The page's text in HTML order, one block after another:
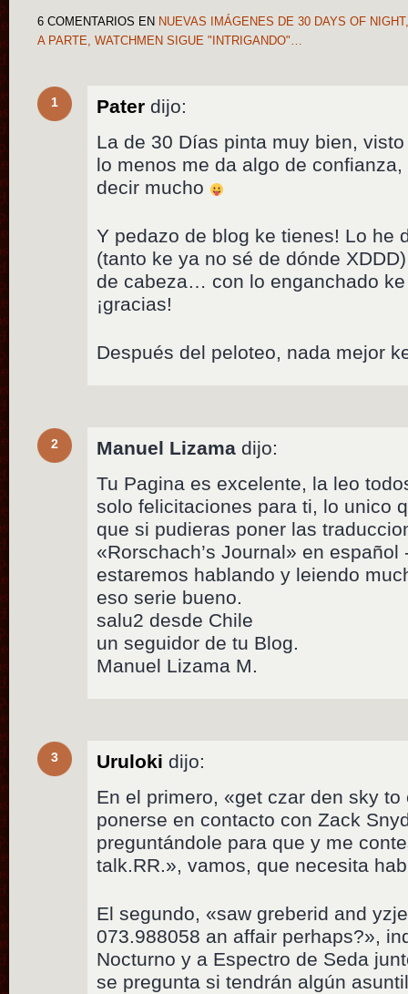
6 COMENTARIOS EN NUEVAS IMÁGENES DE 30 DAYS OF
A PARTE, WATCHMEN SIGUE "INTRIGANDO"…
1 Pater dijo:
La de 30 Días pinta muy bien,
lo menos me da algo de
decir mucho
Y pedazo de blog ke tienes! Lo he
(tanto ke ya no sé de dónde
de cabeza… con lo enganchado
¡gracias!
Después del peloteo, nada mejor
2 Manuel Lizama dijo:
Tu Pagina es excelente, la leo
solo felicitaciones para ti, lo unico
que si pudieras poner las
«Rorschach’s Journal» en español
estaremos hablando y leiendo
eso serie bueno.
salu2 desde Chile
un seguidor de tu Blog.
Manuel Lizama M.
3 Uruloki dijo:
En el primero, «get czar den sky
ponerse en contacto con Zack
preguntándole para que y me
talk.RR.», vamos, que necesita
El segundo, «saw greberid and
073.988058 an affair perhaps?»,
Nocturno y a Espectro de Seda
se pregunta si tendrán algún